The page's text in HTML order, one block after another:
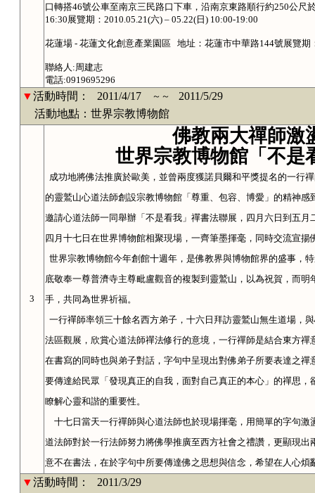
口轉搭46號公車至南京三民路口下車，沿南京東路順行約250公尺
16:30展覽期：2010.05.21(六) – 05.22(日) 10:00-19:00
花蓮場 - 花蓮文化創意產業園區 地址：花蓮市中華路144號展覽期
聯絡人:周建志
電話:0919695296
▼活動時間： 2011/4/17 ～～
2011/5/29
活動地點：世界宗教博物館
3
佛教兩大禪師激
世界宗教博物館「不是
成功地將佛法推廣於歐美，並曾兩度獲諾貝爾和平獎提名的一行
的靈鷲山心道法師創設宗教博物館「尊重、包容、博愛」的精神
邀請心道法師一同舉辦「不是看我」禪書法聯展， 四月六日 到五月
四月十七日在世界博物館相聚現場，一齊筆墨揮毫， 同時交流宣揚
世界宗教博物館今年創館十週年，是佛教界與博物館界的盛事，
底敬奉一尊普濟寺主尊毗盧觀音的複製到靈鷲山，以為祝賀，而
手，共同為世界祈福。
一行禪師率領三十餘名西方弟子，十六日拜訪靈鷲山無生道場，
法區觀展，欣賞心道法師禪法修行的意境， 一行禪師是結合東方禪
在書寫的同時也與弟子對話，字句中呈現出對佛弟子所要表達之禪
要傳達給民眾「發現真正的自我，面對自己真正的本心」的禪思
瞭解心靈和諧的重要性。
十七日當天一行禪師與心道法師也於現場揮毫，用簡單的字句
道法師對於一行法師努力將佛學推廣至西方社會之禮讚，更顯現
意不在書法，在於字句中所要傳達佛之思想與信念，希望在人心煩
▼活動時間：
2011/3/29